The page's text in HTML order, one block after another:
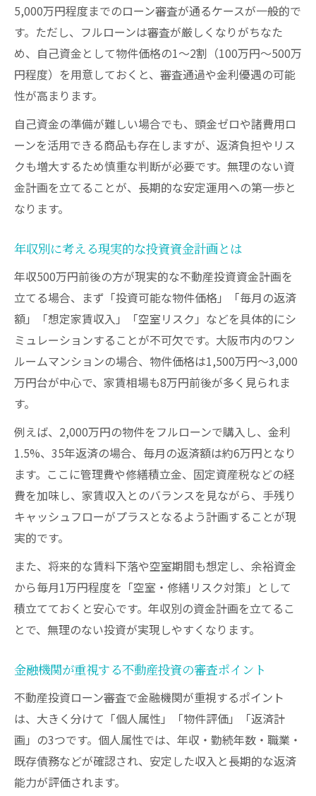
5,000万円程度までのローン審査が通るケースが一般的で
す。ただし、フルローンは審査が厳しくなりがちなた
め、自己資金として物件価格の1〜2割（100万円〜500万
円程度）を用意しておくと、審査通過や金利優遇の可能
性が高まります。
自己資金の準備が難しい場合でも、頭金ゼロや諸費用ロ
ーンを活用できる商品も存在しますが、返済負担やリス
クも増大するため慎重な判断が必要です。無理のない資
金計画を立てることが、長期的な安定運用への第一歩と
なります。
年収別に考える現実的な投資資金計画とは
年収500万円前後の方が現実的な不動産投資資金計画を
立てる場合、まず「投資可能な物件価格」「毎月の返済
額」「想定家賃収入」「空室リスク」などを具体的にシ
ミュレーションすることが不可欠です。大阪市内のワン
ルームマンションの場合、物件価格は1,500万円〜3,000
万円台が中心で、家賃相場も8万円前後が多く見られま
す。
例えば、2,000万円の物件をフルローンで購入し、金利
1.5%、35年返済の場合、毎月の返済額は約6万円となり
ます。ここに管理費や修繕積立金、固定資産税などの経
費を加味し、家賃収入とのバランスを見ながら、手残り
キャッシュフローがプラスとなるよう計画することが現
実的です。
また、将来的な賃料下落や空室期間も想定し、余裕資金
から毎月1万円程度を「空室・修繕リスク対策」として
積立てておくと安心です。年収別の資金計画を立てるこ
とで、無理のない投資が実現しやすくなります。
金融機関が重視する不動産投資の審査ポイント
不動産投資ローン審査で金融機関が重視するポイント
は、大きく分けて「個人属性」「物件評価」「返済計
画」の3つです。個人属性では、年収・勤続年数・職業・
既存債務などが確認され、安定した収入と長期的な返済
能力が評価されます。